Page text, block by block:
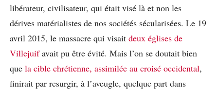
libérateur, civilisateur, qui était visé là et non les
dérives matérialistes de nos sociétés sécularisées. Le 19
avril 2015, le massacre qui visait deux églises de
Villejuifavait pu être évité. Mais l’on se doutait bien
que la cible chrétienne, assimilée au croisé occidental,
finirait par resurgir, à l’aveugle, quelque part dans